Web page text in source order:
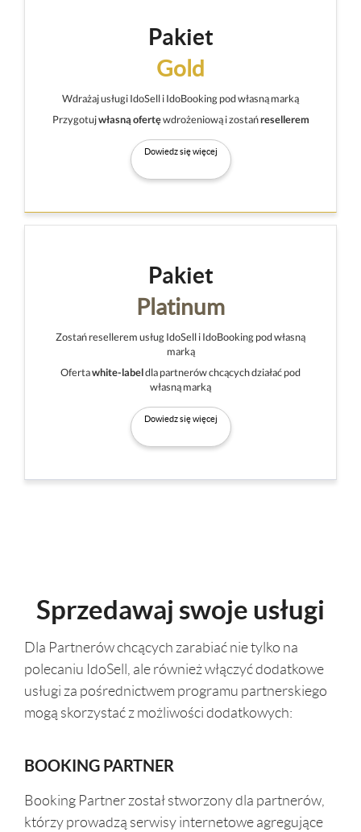
Pakiet
Gold
Wdrażaj usługi IdoSell i IdoBooking pod własną marką
Przygotujwłasną ofertęwdrożeniową i zostańresellerem
Dowiedz się więcej
Pakiet
Platinum
Zostań resellerem usług IdoSell i IdoBooking pod własną
marką
Ofertawhite-labeldla partnerów chcących działać pod
własną marką
Dowiedz się więcej
Sprzedawaj swoje usługi
Dla Partnerów chcących zarabiać nie tylko na
polecaniu IdoSell, ale również włączyć dodatkowe
usługi za pośrednictwem programu partnerskiego
mogą skorzystać z możliwości dodatkowych:
BOOKING PARTNER
Booking Partner został stworzony dla partnerów,
którzy prowadzą serwisy internetowe agregujące